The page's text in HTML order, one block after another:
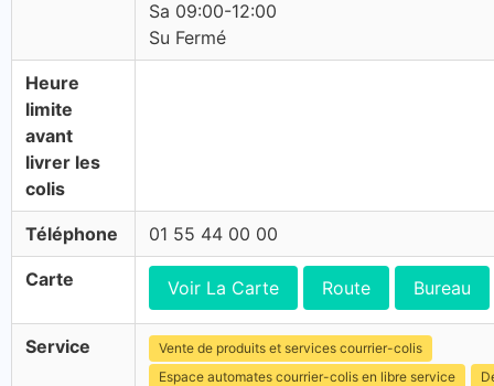
Sa 09:00-12:00
Su Fermé
Heure
limite
avant
livrer les
colis
Téléphone 01 55 44 00 00
Carte Voir La Carte Route Bureau
Service
Vente de produits et services courrier-colis
Espace automates courrier-colis en libre service